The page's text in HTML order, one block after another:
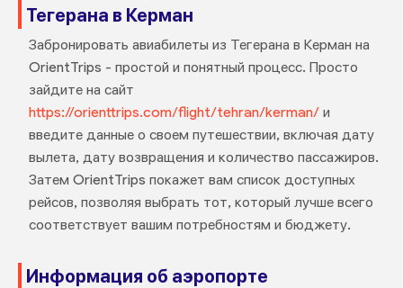
Тегерана в Керман
Забронировать авиабилеты из Тегерана в Керман на
OrientTrips - простой и понятный процесс. Просто
зайдите на сайт
https://orienttrips.com/flight/tehran/kerman/и
введите данные о своем путешествии, включая дату
вылета, дату возвращения и количество пассажиров.
Затем OrientTrips покажет вам список доступных
рейсов, позволяя выбрать тот, который лучше всего
соответствует вашим потребностям и бюджету.
Информация об аэропорте